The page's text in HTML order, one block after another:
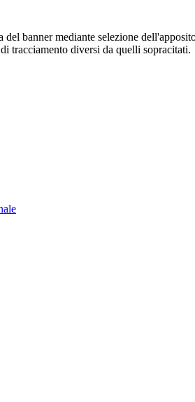
banner mediante selezione
tracciamento diversi da quelli sopracitati.